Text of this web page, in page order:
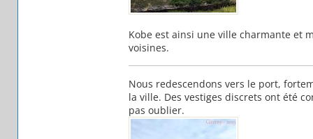
Kobe est ainsi une ville charmante et
voisines.
Nous redescendons vers le port,
la ville. Des vestiges discrets ont été
pas oublier.